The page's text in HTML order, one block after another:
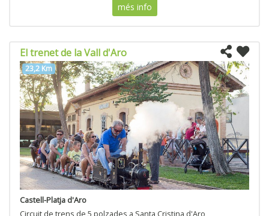
més info
El trenet de la Vall d'Aro
23,2 Km
Castell-Platja d'Aro
Circuit de trens de 5 polzades a Santa Cristina d'Aro